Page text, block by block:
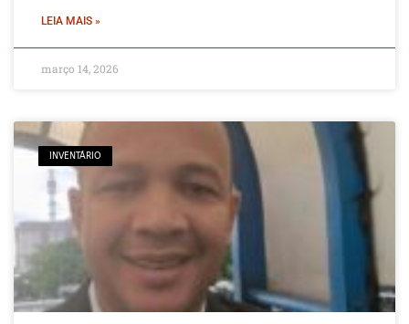
LEIA MAIS »
março 14, 2026
INVENTÁRIO